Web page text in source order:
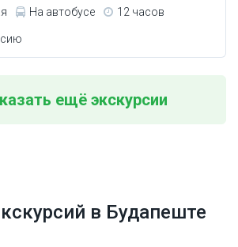
На автобусе 12 часов
ещё экскурсии
в Будапеште